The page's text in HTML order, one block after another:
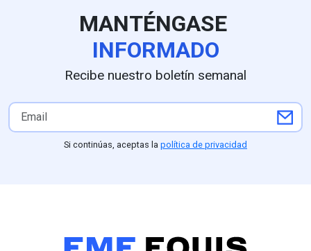
MANTÉNGASE
INFORMADO
Recibe nuestro boletín semanal
Si continúas, aceptas la política de privacidad